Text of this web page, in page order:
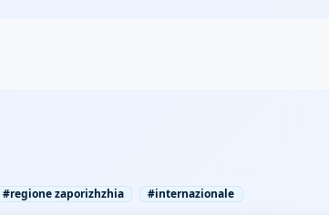
#regione zaporizhzhia #internazionale